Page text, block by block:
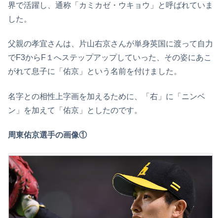
界で活躍し、通称「カミカゼ・ウキョウ」と呼ばれていま
した。
父親の孝宜さんは、片山右京さんが単身英国に渡って自力
でF3からF１へステップアップしていった、その姿にあこ
がれて息子に「佑京」という名前を付けました。
名字との相性上字画を加えるために、「右」に「ニンベ
ン」を加えて「佑京」としたのです。
周東佑京選手の画像①